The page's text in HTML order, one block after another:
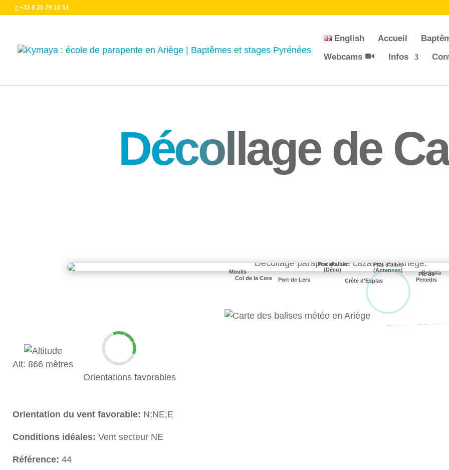
+33 6 25 79 16 51
English Accueil
Webcams
Infos
Décollage de
Alt: 866 mètres
Orientations favorables
Orientation du vent favorable: N;NE;E
Conditions idéales: Vent secteur NE
Référence: 44
Prat d'albis
(Déco)
Prat d'albis
(Antennes)
Belesta
Port de Lers
Crête d'Esplas
Moulis
Col de la Core
Pic de
Penedis